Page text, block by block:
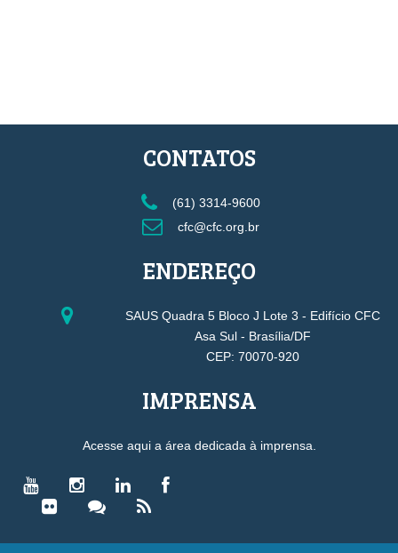
CONTATOS
(61) 3314-9600
cfc@cfc.org.br
ENDEREÇO
SAUS Quadra 5 Bloco J Lote 3 - Edifício CFC
Asa Sul - Brasília/DF
CEP: 70070-920
IMPRENSA
Acesse aqui a área dedicada à imprensa.